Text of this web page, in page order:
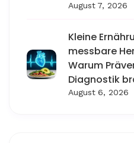
August 7, 2026
Kleine
messbare
Warum
Diagnostik
August 6, 2026